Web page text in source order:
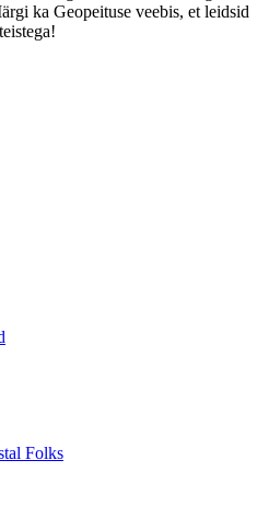
ka Geopeituse veebis, et leidsid
Folks